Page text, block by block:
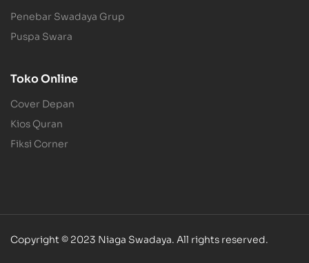
Penebar Swadaya Grup
Puspa Swara
Toko Online
Cover Depan
Kios Quran
Fiksi Corner
Copyright © 2023 Niaga Swadaya. All rights reserved.